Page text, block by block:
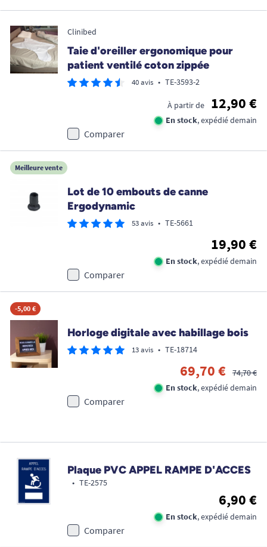
Clinibed
Taie d'oreiller ergonomique pour
patient ventilé coton zippée
40 avis • TE-3593-2
À partir de 12,90 €
En stock, expédié demain
Comparer
Meilleure vente
Lot de 10 embouts de canne
Ergodynamic
53 avis • TE-5661
19,90 €
En stock, expédié demain
Comparer
-5,00 €
Horloge digitale avec habillage bois
13 avis • TE-18714
69,70 €
74,70 €
En stock, expédié demain
Comparer
Plaque PVC APPEL RAMPE D'ACCES
• TE-2575
6,90 €
En stock, expédié demain
Comparer